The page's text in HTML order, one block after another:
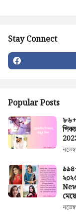
Stay Connect
Popular Posts
৮৬+